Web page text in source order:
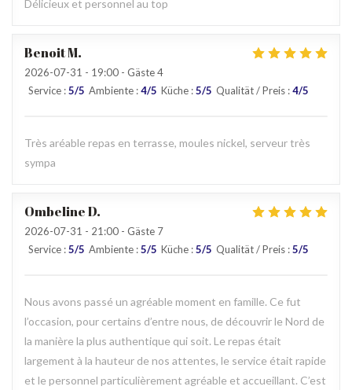
Délicieux et personnel au top
BenoitM
2026-07-31 - 19:00 - Gäste 4
Service :5/5 Ambiente :4/5 Küche :5/5 Qualität / Preis :4/5
Très aréable repas en terrasse, moules nickel, serveur très
sympa
OmbelineD
2026-07-31 - 21:00 - Gäste 7
Service :5/5 Ambiente :5/5 Küche :5/5 Qualität / Preis :5/5
Nous avons passé un agréable moment en famille. Ce fut
l’occasion, pour certains d’entre nous, de découvrir le Nord de
la manière la plus authentique qui soit. Le repas était
largement à la hauteur de nos attentes, le service était rapide
et le personnel particulièrement agréable et accueillant. C’est